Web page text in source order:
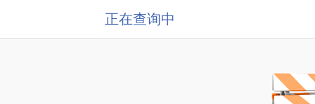
正在查询中